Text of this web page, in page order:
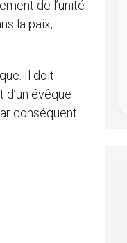
de l’unité
la paix,
Il doit
évêque
conséquent